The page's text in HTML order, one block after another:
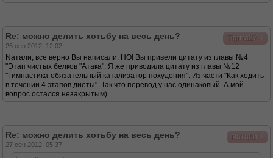
Tigrrra27
Re: можно делить хотьбу на весь день?
26 сен 2012, 12:02
Nатали, все верно Вы написали. НО! Вы привели цитату из главы №4
"Этап чистых белков "Атака". Я же приводила цитату из главы №12
"Гимнастика-обязательный катализатор похудения". Из части "Как ходить
в течении 4 этапов диеты". Так что перевод у нас одинаковый. А мой
вопрос остался незакрытым)
Nатали
Re: можно делить хотьбу на весь день?
27 сен 2012, 05:37